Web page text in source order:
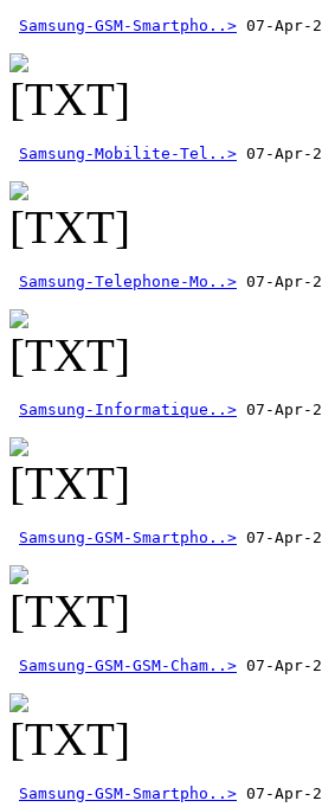
Samsung-GSM-Smartpho..>
Samsung-Mobilite-Tel..>
Samsung-Telephone-Mo..>
Samsung-Informatique..>
Samsung-GSM-Smartpho..>
Samsung-GSM-GSM-Cham..>
Samsung-GSM-Smartpho..>